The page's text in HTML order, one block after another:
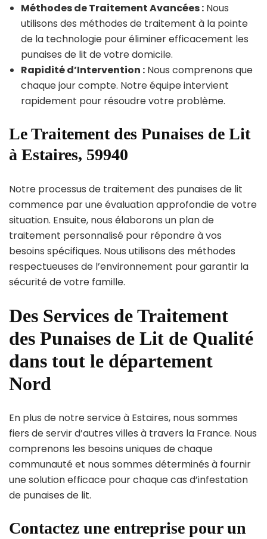
Méthodes de Traitement Avancées : Nous
utilisons des méthodes de traitement à la pointe
de la technologie pour éliminer efficacement les
punaises de lit de votre domicile.
Rapidité d’Intervention : Nous comprenons que
chaque jour compte. Notre équipe intervient
rapidement pour résoudre votre problème.
Le Traitement des Punaises de Lit
à Estaires, 59940
Notre processus de traitement des punaises de lit
commence par une évaluation approfondie de votre
situation. Ensuite, nous élaborons un plan de
traitement personnalisé pour répondre à vos
besoins spécifiques. Nous utilisons des méthodes
respectueuses de l’environnement pour garantir la
sécurité de votre famille.
Des Services de Traitement
des Punaises de Lit de Qualité
dans tout le département
Nord
En plus de notre service à Estaires, nous sommes
fiers de servir d’autres villes à travers la France. Nous
comprenons les besoins uniques de chaque
communauté et nous sommes déterminés à fournir
une solution efficace pour chaque cas d’infestation
de punaises de lit.
Contactez une entreprise pour un